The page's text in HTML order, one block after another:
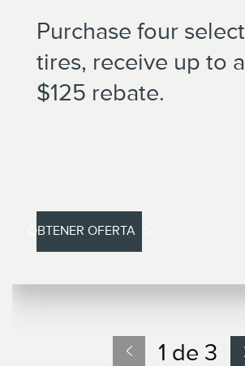
Purchase four select
tires, receive up to a
$125 rebate.
OBTENER OFERTA
1 de 3